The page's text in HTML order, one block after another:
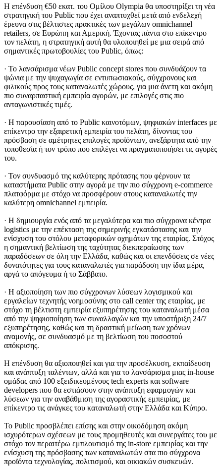
Η επένδυση €50 εκατ. του Ομίλου Olympia θα υποστηρίξει τη νέα
στρατηγική του Public που έχει αναπτυχθεί μετά από ενδελεχή
έρευνα στις βέλτιστες πρακτικές των μεγάλων omnichannel
retailers, σε Ευρώπη και Αμερική. Έχοντας πάντα στο επίκεντρο
τον πελάτη, η στρατηγική αυτή θα υλοποιηθεί με μια σειρά από
σημαντικές πρωτοβουλίες του Public, όπως:
· Το λανσάρισμα νέων Public concept stores που συνδυάζουν τα
ψώνια με την ψυχαγωγία σε εντυπωσιακούς, σύγχρονους και
φιλικούς προς τους καταναλωτές χώρους, για μια άνετη και ακόμη
πιο συναρπαστική εμπειρία αγορών, με επιλογές στις πιο
ανταγωνιστικές τιμές.
· Η παρουσίαση από το Public καινοτόμων, ψηφιακών interfaces με
επίκεντρο την εξαιρετική εμπειρία του πελάτη, δίνοντας του
πρόσβαση σε αμέτρητες επιλογές προϊόντων, ανεξάρτητα από την
τοποθεσία ή τον τρόπο που επιλέγει να πραγματοποιήσει τις αγορές
του.
· Τον συνδυασμό της καλύτερης πρότασης που φέρνουν τα
καταστήματα Public στην αγορά με την πιο σύγχρονη e-commerce
πλατφόρμα με στόχο να προσφέρουν στους καταναλωτές την
καλύτερη omnichannel εμπειρία.
· Η δημιουργία ενός από τα μεγαλύτερα και πιο σύγχρονα κέντρα
logistics με την επέκταση της σημερινής εγκατάστασης και την
ενίσχυση του στόλου μεταφορικών οχημάτων της εταιρίας. Στόχος
η σημαντική βελτίωση της ταχύτητας διεκπεραίωσης των
παραδόσεων σε όλη την Ελλάδα, καθώς και οι επενδύσεις σε νέες
δυνατότητες για τους καταναλωτές για παράδοση την ίδια μέρα,
αργά το απόγευμα ή το Σάββατο.
· H αξιοποίηση των πιο σύγχρονων λύσεων λογισμικού και
εργαλείων τεχνητής νοημοσύνης στο call center της εταιρίας, με
στόχο τη βέλτιστη εμπειρία εξυπηρέτησης του καταναλωτή μέσα
από την ψηφιοποίηση των συναλλαγών και την υποστήριξη 24/7
εξυπηρέτησης, καθώς και τη δραστική μείωση των χρόνων
αναμονής, σε συνδυασμό με τη βελτίωση του ποσοστού
απόκρισης.
Η επένδυση θα αξιοποιηθεί και για την προσέλκυση, εκπαίδευση
και ανάπτυξη ταλέντων, αλλά και για το λανσάρισμα μιας in-house
ομάδας από 100 εξειδικευμένους tech experts και software
developers που θα εστιάσουν στην ανάπτυξη εφαρμογών και
λύσεων για την αναβάθμιση της αγοραστικής εμπειρίας, με
επίκεντρο τις ανάγκες του καταναλωτή στην Ελλάδα και Κύπρο.
Το Public προσβλέπει επίσης και στην οικοδόμηση ακόμη
ισχυρότερων σχέσεων με τους προμηθευτές και συνεργάτες του με
στόχο τον περαιτέρω εμπλουτισμό της in-store εμπειρίας και την
ενίσχυση της πρόσβασης των καταναλωτών στα πιο σύγχρονα
προϊόντα τεχνολογίας, πολιτισμού, και οικιακών συσκευών.